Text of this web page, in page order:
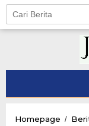
Skip
content
Homepage /